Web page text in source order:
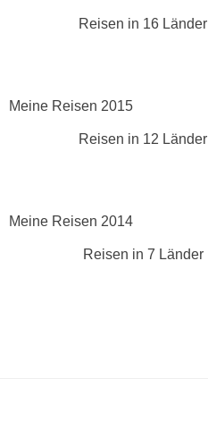
Reisen in 16 Länder
Meine Reisen 2015
Reisen in 12 Länder
Meine Reisen 2014
Reisen in 7 Länder